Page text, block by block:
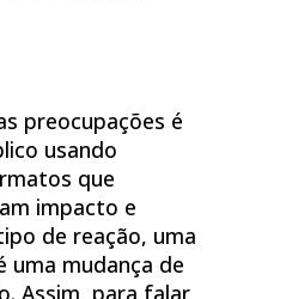
preocupações é
usando
que
impacto e
de reação, uma
uma mudança de
Assim, para falar